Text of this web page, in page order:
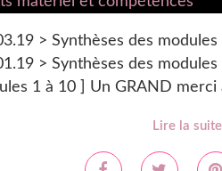
> Synthèses des
> Synthèses des
1 à 10 ] Un GRAND
Lire la suite